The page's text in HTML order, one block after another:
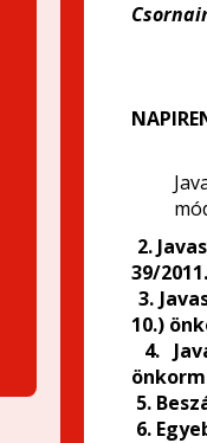
2.
39/
3.
10.)
4.
5.
6.